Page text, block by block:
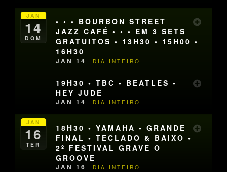
JAN
14
DOM
• • • BOURBON STREET
JAZZ CAFÉ • • • EM 3 SETS
GRATUITOS • 13H30 • 15H00 •
16H30
JAN 14 DIA INTEIRO
19H30 • TBC • BEATLES •
HEY JUDE
JAN 14 DIA INTEIRO
JAN
16
TER
18H30 • YAMAHA • GRANDE
FINAL • TECLADO & BAIXO •
2º FESTIVAL GRAVE O
GROOVE
JAN 16 DIA INTEIRO